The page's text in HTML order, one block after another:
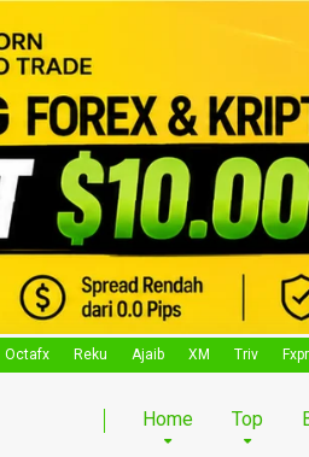
Octafx Reku Ajaib XM Triv
Home Top